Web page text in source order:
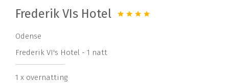
Frederik VIs Hotel
Odense
Frederik VI's Hotel - 1 natt
1 x overnatting